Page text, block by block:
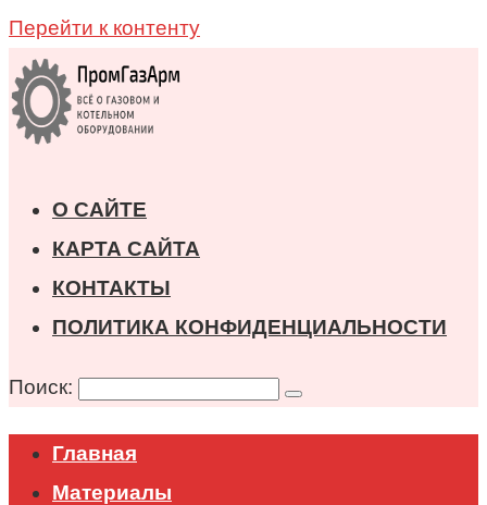
Перейти к контенту
О САЙТЕ
КАРТА САЙТА
КОНТАКТЫ
ПОЛИТИКА КОНФИДЕНЦИАЛЬНОСТИ
Поиск:
Главная
Материалы